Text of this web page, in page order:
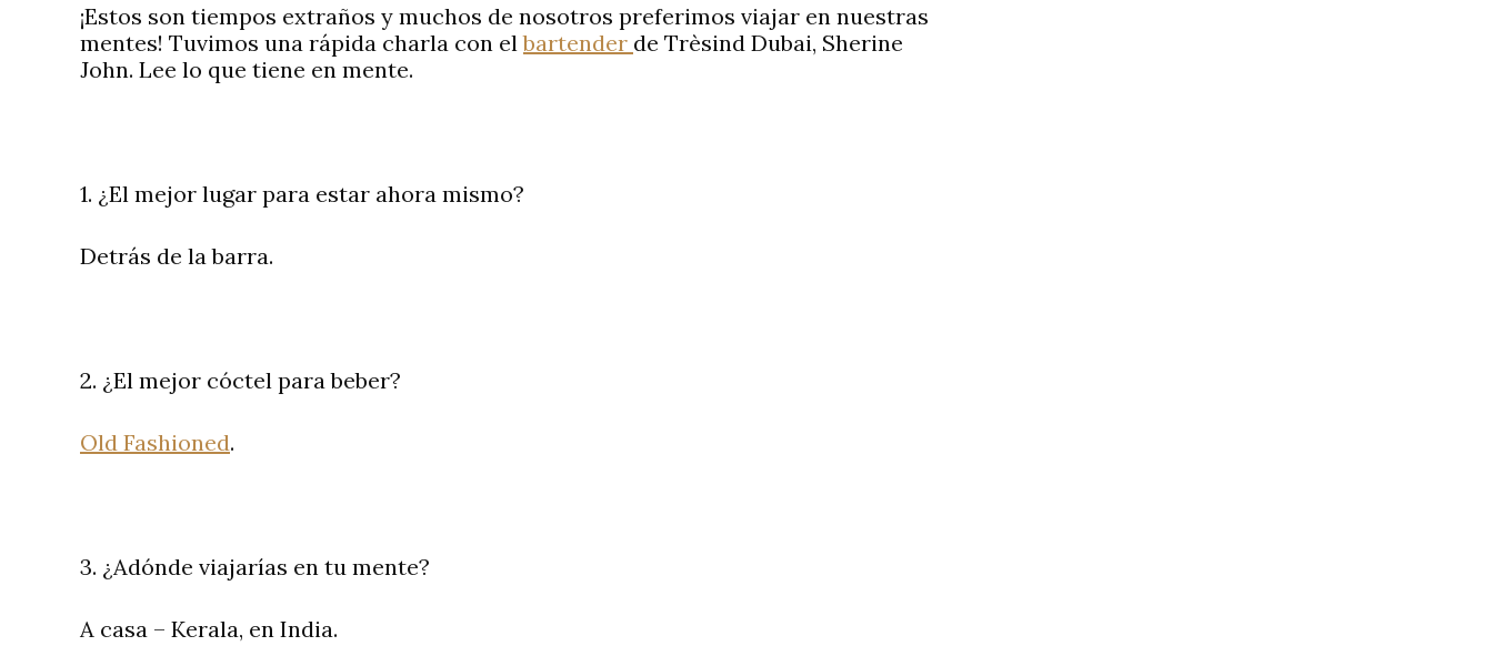
¡Estos son tiempos extraños y muchos de nosotros preferimos viajar en nuestras
mentes! Tuvimos una rápida charla con elbartender de Trèsind Dubai, Sherine
John. Lee lo que tiene en mente.
1. ¿El mejor lugar para estar ahora mismo?
Detrás de la barra.
2. ¿El mejor cóctel para beber?
Old Fashioned.
3. ¿Adónde viajarías en tu mente?
A casa – Kerala, en India.